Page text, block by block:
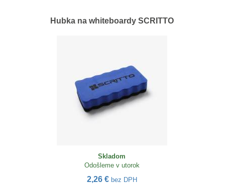
Hubka na whiteboardy SCRITTO
Skladom
Odošleme v utorok
2,26 € bez DPH